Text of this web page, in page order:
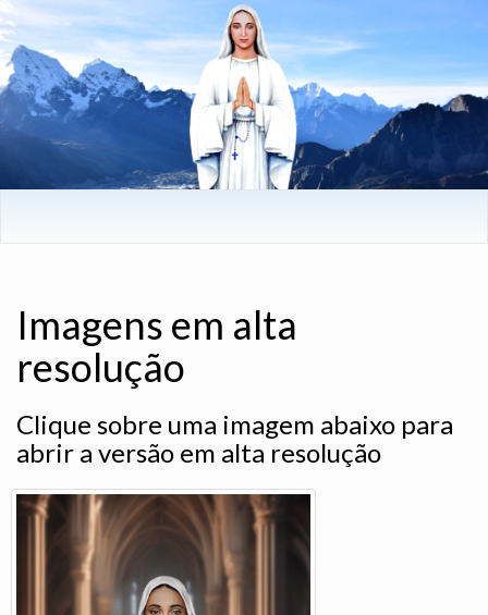
Imagens em alta
resolução
Clique sobre uma imagem abaixo para
abrir a versão em alta resolução